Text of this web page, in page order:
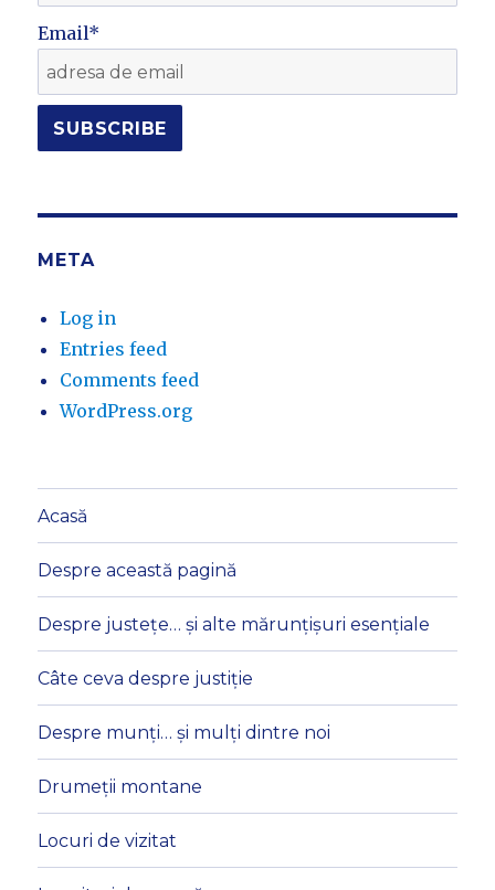
Email*
META
Log in
Entries feed
Comments feed
WordPress.org
Acasă
Despre această pagină
Despre justețe… și alte mărunțișuri esențiale
Câte ceva despre justiție
Despre munți… și mulți dintre noi
Drumeții montane
Locuri de vizitat